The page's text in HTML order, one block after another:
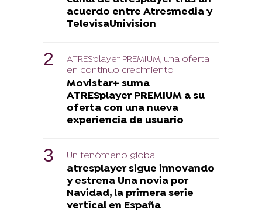
acuerdo entre Atresmedia y
TelevisaUnivision
ATRESplayer PREMIUM, una oferta
en continuo crecimiento
Movistar+ suma
ATRESplayer PREMIUM a su
oferta con una nueva
experiencia de usuario
Un fenómeno global
atresplayer sigue innovando
y estrena Una novia por
Navidad, la primera serie
vertical en España